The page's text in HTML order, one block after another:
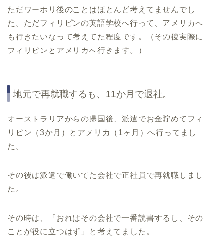
ただワーホリ後のことはほとんど考えてませんでし
た。ただフィリピンの英語学校へ行って、アメリカへ
も行きたいなって考えてた程度です。（その後実際に
フィリピンとアメリカへ行きます。）
地元で再就職するも、11か月で退社。
オーストラリアからの帰国後、派遣でお金貯めてフィ
リピン（3か月）とアメリカ（1ヶ月）へ行ってまし
た。
その後は派遣で働いてた会社で正社員で再就職しまし
た。
その時は、「おれはその会社で一番読書するし、その
ことが役に立つはず」と考えてました。